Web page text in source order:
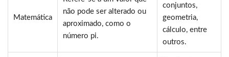
Matemática
não pode ser alterado ou
aproximado, como o
número pi.
conjuntos,
geometria,
cálculo, entre
outros.